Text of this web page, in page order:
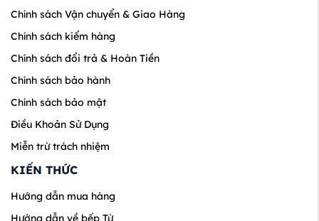
Chính sách Vận chuyển & Giao Hàng
Chính sách kiểm hàng
Chính sách đổi trả & Hoàn Tiền
Chính sách bảo hành
Chính sách bảo mật
Điều Khoản Sử Dụng
Miễn trừ trách nhiệm
KIẾN THỨC
Hướng dẫn mua hàng
Hướng dẫn về bếp Từ